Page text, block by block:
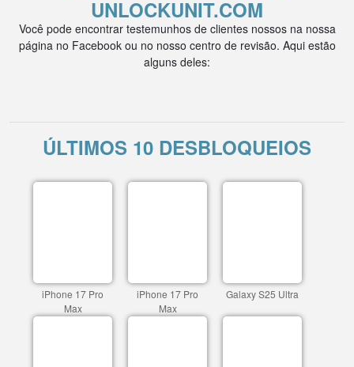
UNLOCKUNIT.COM
Você pode encontrar testemunhos de clientes nossos na nossa
página no Facebook ou no nosso centro de revisão. Aqui estão
alguns deles:
ÚLTIMOS 10 DESBLOQUEIOS
iPhone 17 Pro
Max
iPhone 17 Pro
Max
Galaxy S25 Ultra